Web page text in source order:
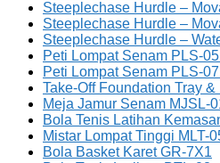
Steeplechase Hurdle –
Steeplechase Hurdle –
Steeplechase Hurdle –
Peti Lompat Senam PLS-
Peti Lompat Senam PLS-
Take-Off Foundation Tray
Meja Jamur Senam MJSL-
Bola Tenis Latihan
Mistar Lompat Tinggi MLT-
Bola Basket Karet GR-7X1